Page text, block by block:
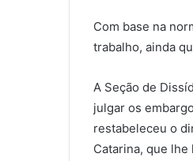
Com base na
trabalho, ainda
A Seção de
julgar os
restabeleceu o
Catarina, que